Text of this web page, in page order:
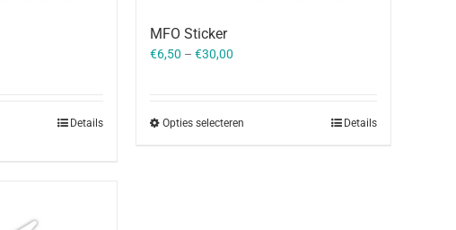
Details
MFO Sticker
€6,50 – €30,00
Opties selecteren Details